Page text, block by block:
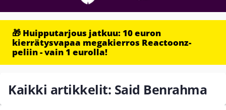
🎁 Huipputarjous jatkuu: 10 euron
kierrätysvapaa megakierros Reactoonz-
peliin - vain 1 eurolla!
Kaikki artikkelit: Said Benrahma